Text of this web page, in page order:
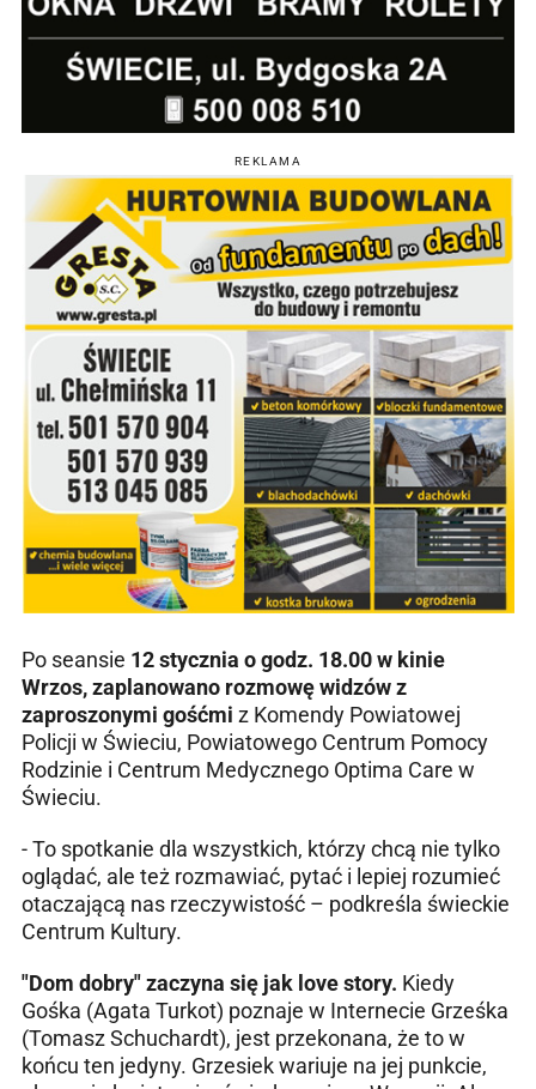
REKLAMA
Po seansie 12 stycznia o godz. 18.00 w kinie
Wrzos, zaplanowano rozmowę widzów z
zaproszonymi gośćmi z Komendy Powiatowej
Policji w Świeciu, Powiatowego Centrum Pomocy
Rodzinie i Centrum Medycznego Optima Care w
Świeciu.
- To spotkanie dla wszystkich, którzy chcą nie tylko
oglądać, ale też rozmawiać, pytać i lepiej rozumieć
otaczającą nas rzeczywistość – podkreśla świeckie
Centrum Kultury.
"Dom dobry" zaczyna się jak love story. Kiedy
Gośka (Agata Turkot) poznaje w Internecie Grześka
(Tomasz Schuchardt), jest przekonana, że to w
końcu ten jedyny. Grzesiek wariuje na jej punkcie,